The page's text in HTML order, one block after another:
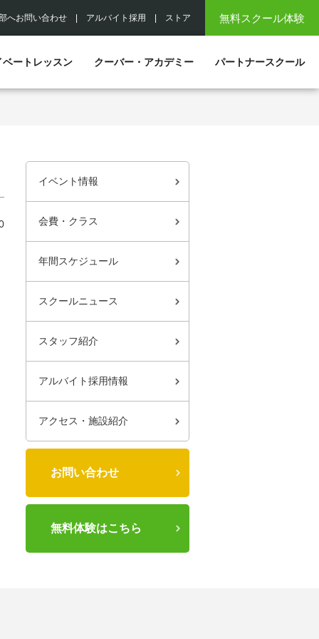
無料スクール体験
へお問い合わせ アルバイト採用 ストア
ベートレッスン クーバー・アカデミー パートナースクール
イベント情報
会費・クラス
年間スケジュール
スクールニュース
スタッフ紹介
アルバイト採用情報
アクセス・施設紹介
お問い合わせ
無料体験はこちら